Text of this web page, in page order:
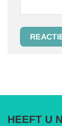
HEEFT U